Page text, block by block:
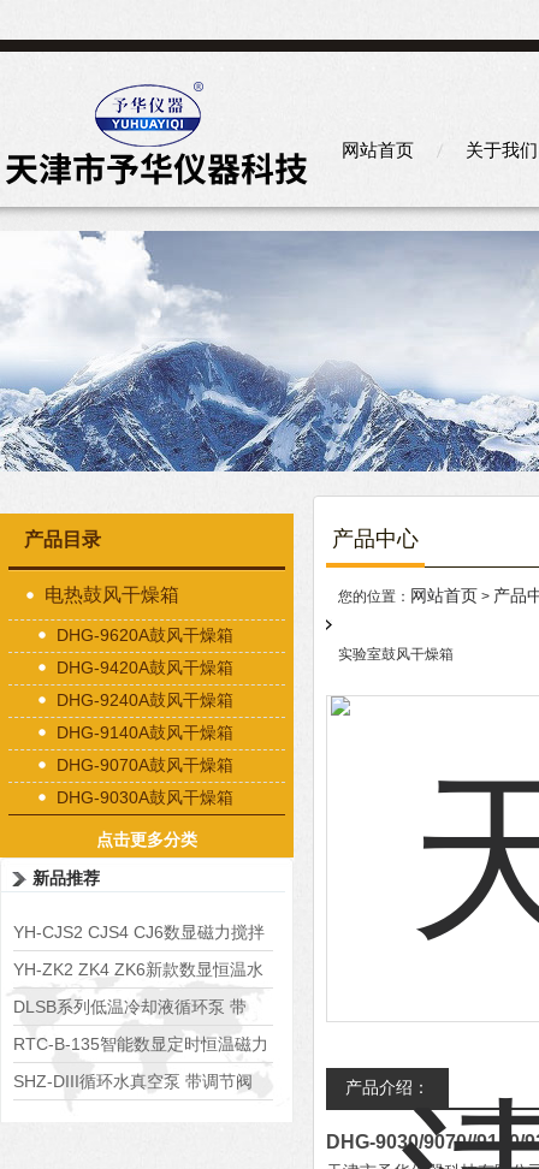
网站首页 关于我们
产品目录
电热鼓风干燥箱
DHG-9620A鼓风干燥箱
DHG-9420A鼓风干燥箱
DHG-9240A鼓风干燥箱
DHG-9140A鼓风干燥箱
DHG-9070A鼓风干燥箱
DHG-9030A鼓风干燥箱
点击更多分类
新品推荐
YH-CJS2 CJS4 CJ6数显磁力搅拌
水浴锅
YH-ZK2 ZK4 ZK6新款数显恒温水
浴锅
DLSB系列低温冷却液循环泵 带
S485通讯端口
RTC-B-135智能数显定时恒温磁力
搅拌器
SHZ-DIII循环水真空泵 带调节阀
产品中心
您的位置： 网站首页 > 产品
实验室鼓风干燥箱
产品介绍：
DHG-9030/9070//9140/